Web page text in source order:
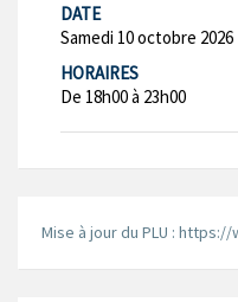
DATE
Samedi 10 octobre 2026
HORAIRES
De 18h00 à 23h00
Mise à jour du PLU :